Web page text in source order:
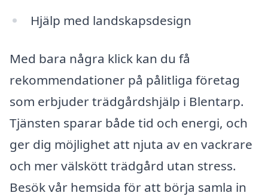
Hjälp med landskapsdesign
Med bara några klick kan du få
rekommendationer på pålitliga företag
som erbjuder trädgårdshjälp i Blentarp.
Tjänsten sparar både tid och energi, och
ger dig möjlighet att njuta av en vackrare
och mer välskött trädgård utan stress.
Besök vår hemsida för att börja samla in